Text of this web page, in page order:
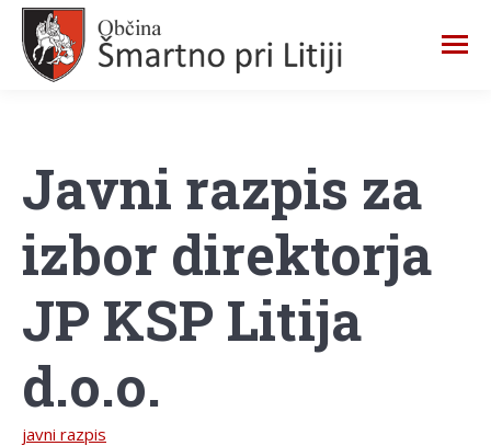
Javni razpis za
izbor direktorja
JP KSP Litija
d.o.o.
javni razpis